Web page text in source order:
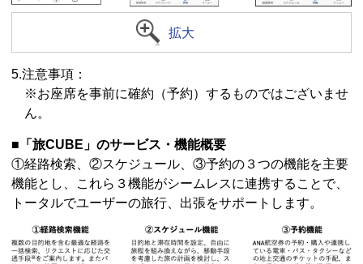
拡大
5.注意事項：
※お座席を事前に確約（予約）するものではございませ
ん。
■「旅CUBE」のサービス・機能概要
①経路検索、②スケジュール、③予約の３つの機能を主要
機能とし、これら３機能がシームレスに連携することで、
トータルでユーザーの旅行、出張をサポートします。